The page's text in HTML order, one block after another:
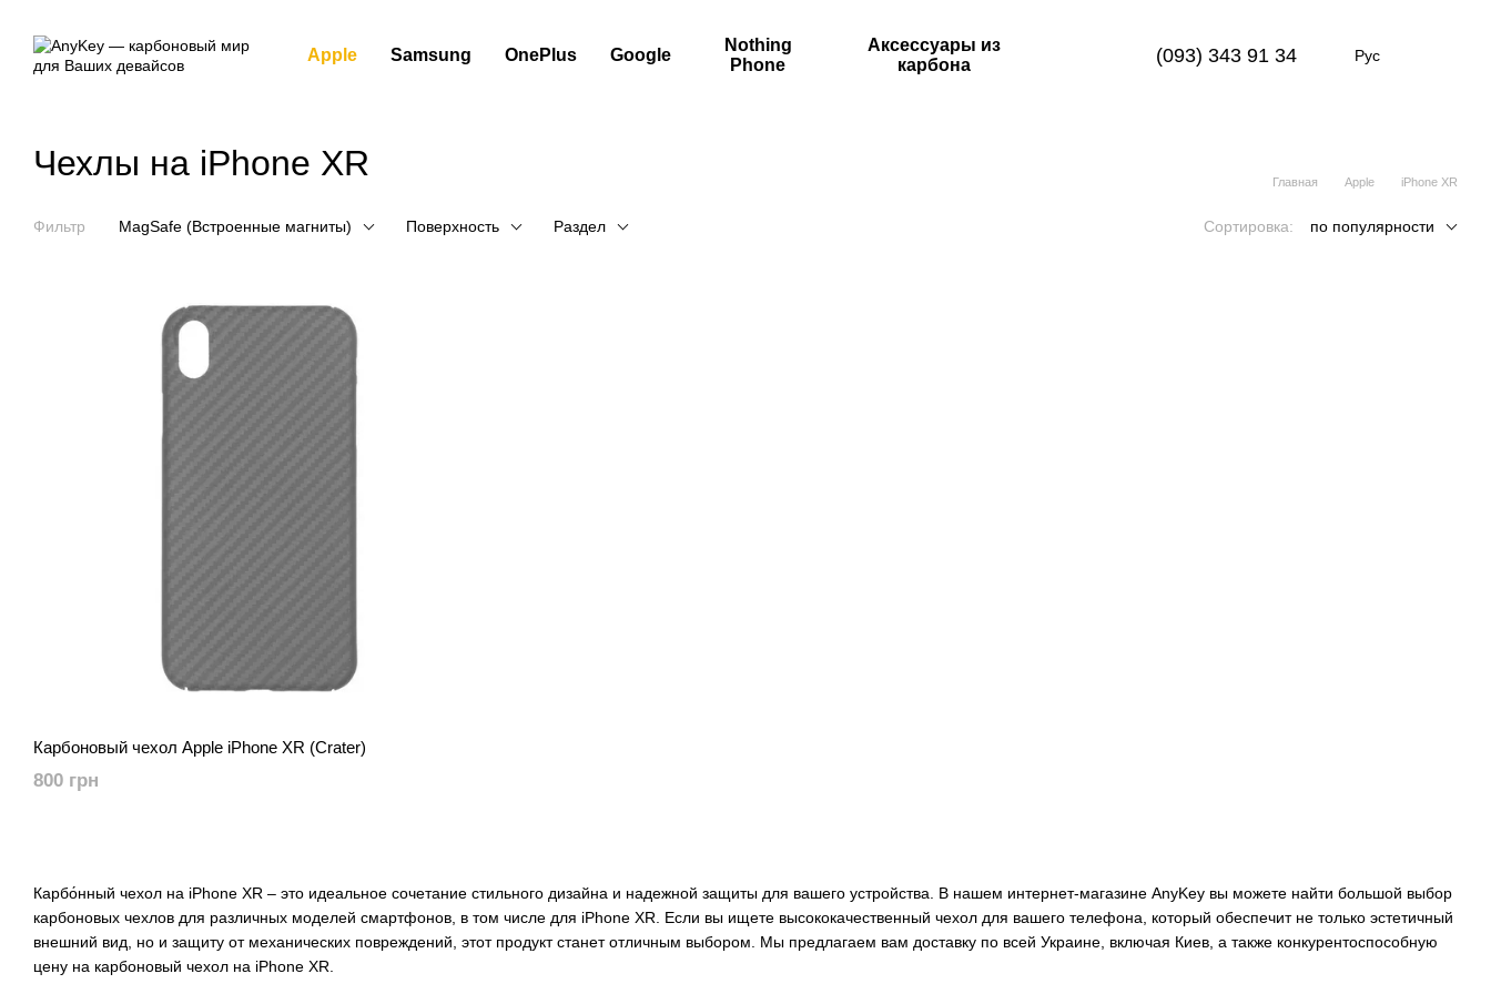
Apple Samsung OnePlus Google
Nothing
Phone
Аксессуары из
карбона
(093) 343 91 34 Рус
Чехлы на iPhone XR Главная Apple iPhone XR
Фильтр MagSafe (Встроенные магниты) Поверхность Раздел Сортировка: по популярности
Карбо́нный чехол на iPhone XR – это идеальное сочетание стильного дизайна и надежной защиты для вашего устройства. В нашем интернет-магазине AnyKey вы можете найти большой выбор
карбоновых чехлов для различных моделей смартфонов, в том числе для iPhone XR. Если вы ищете высококачественный чехол для вашего телефона, который обеспечит не только эстетичный
внешний вид, но и защиту от механических повреждений, этот продукт станет отличным выбором. Мы предлагаем вам доставку по всей Украине, включая Киев, а также конкурентоспособную
цену на карбоновый чехол на iPhone XR.
Карбоновый чехол Apple iPhone XR (Crater)
800 грн